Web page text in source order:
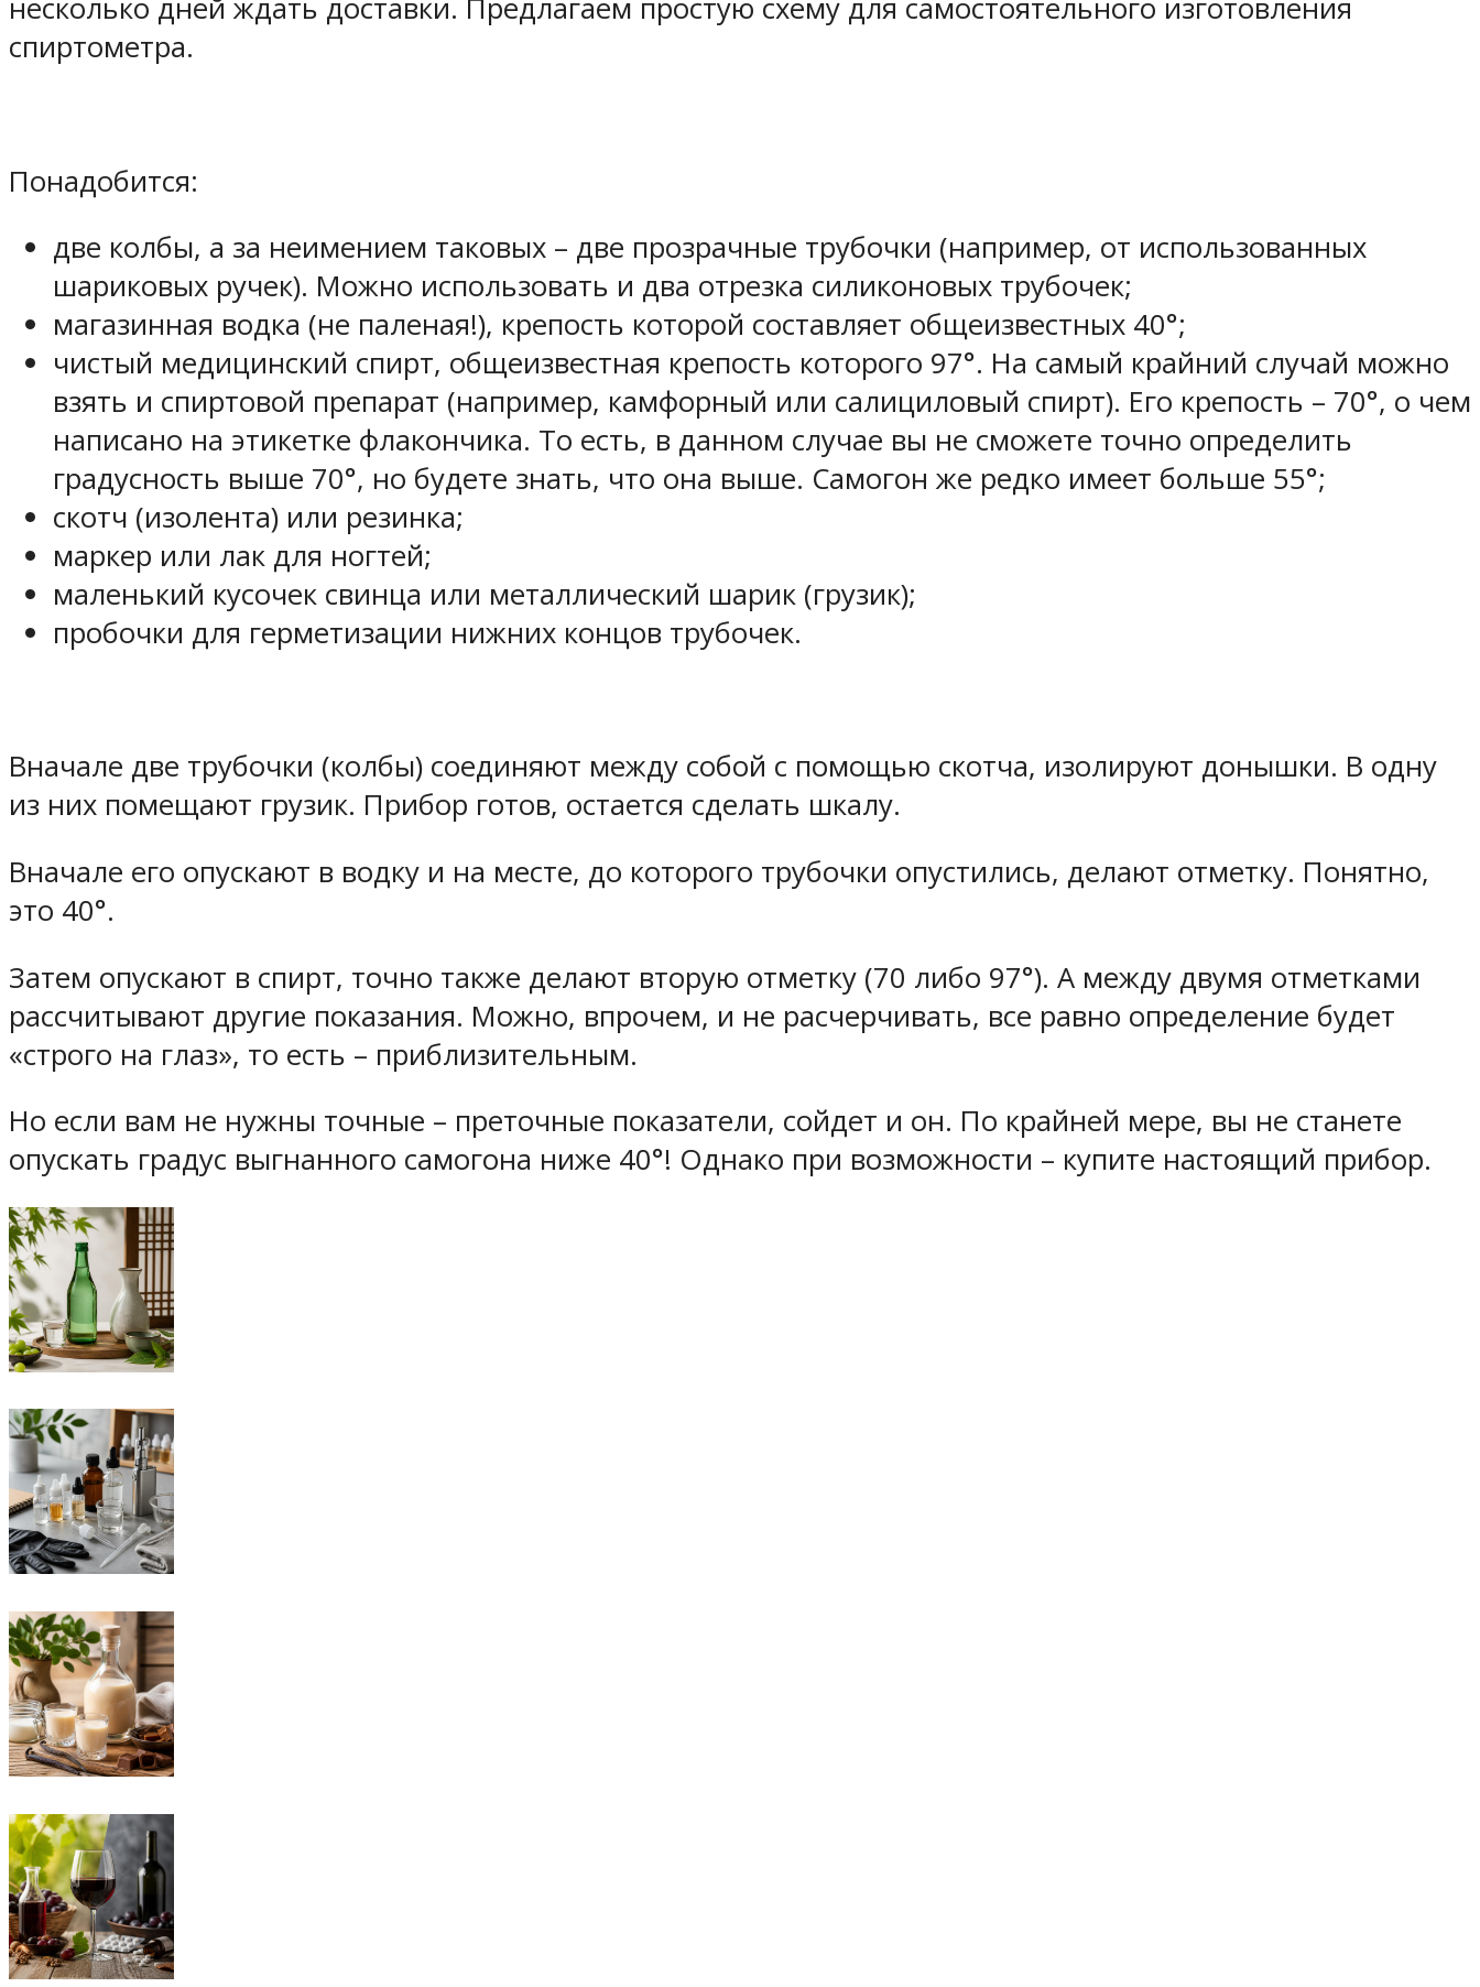
несколько дней ждать доставки. Предлагаем простую схему для самостоятельного изготовления
спиртометра.
Понадобится:
две колбы, а за неимением таковых – две прозрачные трубочки (например, от использованных
шариковых ручек). Можно использовать и два отрезка силиконовых трубочек;
магазинная водка (не паленая!), крепость которой составляет общеизвестных 40°;
чистый медицинский спирт, общеизвестная крепость которого 97°. На самый крайний случай можно
взять и спиртовой препарат (например, камфорный или салициловый спирт). Его крепость – 70°, о чем
написано на этикетке флакончика. То есть, в данном случае вы не сможете точно определить
градусность выше 70°, но будете знать, что она выше. Самогон же редко имеет больше 55°;
скотч (изолента) или резинка;
маркер или лак для ногтей;
маленький кусочек свинца или металлический шарик (грузик);
пробочки для герметизации нижних концов трубочек.
Вначале две трубочки (колбы) соединяют между собой с помощью скотча, изолируют донышки. В одну
из них помещают грузик. Прибор готов, остается сделать шкалу.
Вначале его опускают в водку и на месте, до которого трубочки опустились, делают отметку. Понятно,
это 40°.
Затем опускают в спирт, точно также делают вторую отметку (70 либо 97°). А между двумя отметками
рассчитывают другие показания. Можно, впрочем, и не расчерчивать, все равно определение будет
«строго на глаз», то есть – приблизительным.
Но если вам не нужны точные – преточные показатели, сойдет и он. По крайней мере, вы не станете
опускать градус выгнанного самогона ниже 40°! Однако при возможности – купите настоящий прибор.